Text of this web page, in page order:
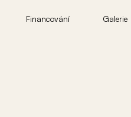
Financování Galerie